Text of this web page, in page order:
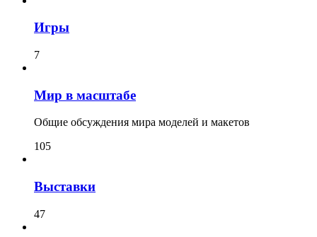
Игры
7
Мир в масштабе
Общие обсуждения мира моделей и макетов
105
Выставки
47